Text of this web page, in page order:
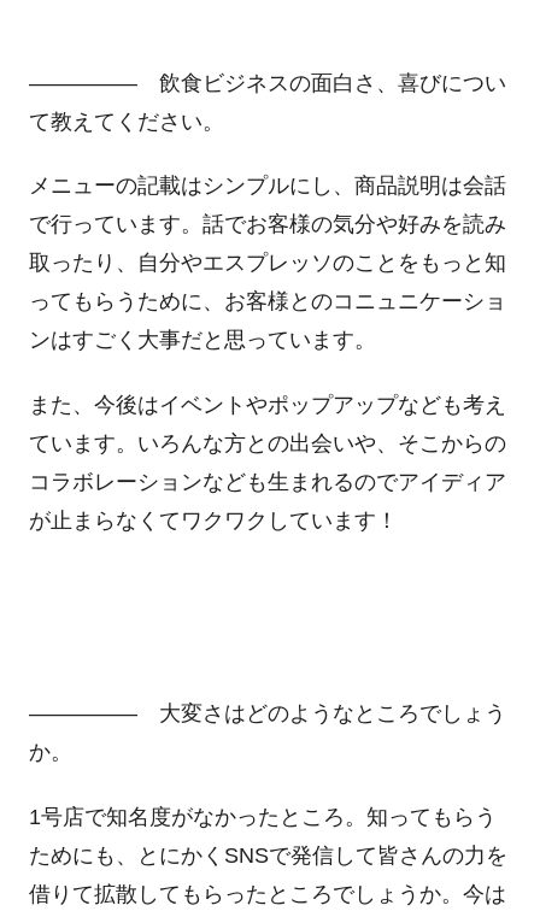
――――― 飲食ビジネスの面白さ、喜びについ
て教えてください。
メニューの記載はシンプルにし、商品説明は会話
で行っています。話でお客様の気分や好みを読み
取ったり、自分やエスプレッソのことをもっと知
ってもらうために、お客様とのコニュニケーショ
ンはすごく大事だと思っています。
また、今後はイベントやポップアップなども考え
ています。いろんな方との出会いや、そこからの
コラボレーションなども生まれるのでアイディア
が止まらなくてワクワクしています！
――――― 大変さはどのようなところでしょう
か。
1号店で知名度がなかったところ。知ってもらう
ためにも、とにかくSNSで発信して皆さんの力を
借りて拡散してもらったところでしょうか。今は